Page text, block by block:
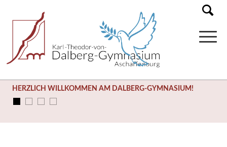
HERZLICH WILLKOMMEN AM DALBERG-GYMNASIUM!